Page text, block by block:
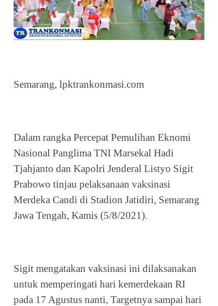
Semarang, lpktrankonmasi.com
Dalam rangka Percepat Pemulihan Eknomi
Nasional Panglima TNI Marsekal Hadi
Tjahjanto dan Kapolri Jenderal Listyo Sigit
Prabowo tinjau pelaksanaan vaksinasi
Merdeka Candi di Stadion Jatidiri, Semarang
Jawa Tengah, Kamis (5/8/2021).
Sigit mengatakan vaksinasi ini dilaksanakan
untuk memperingati hari kemerdekaan RI
pada 17 Agustus nanti, Targetnya sampai hari